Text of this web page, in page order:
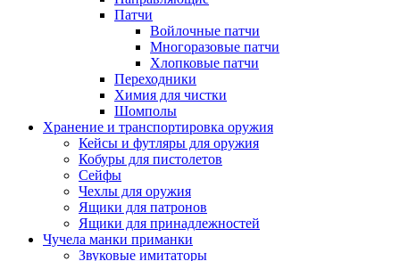
Патчи
Войлочные патчи
Многоразовые патчи
Хлопковые патчи
Переходники
Химия для чистки
Шомполы
Хранение и транспортировка оружия
Кейсы и футляры для оружия
Кобуры для пистолетов
Сейфы
Чехлы для оружия
Ящики для патронов
Ящики для принадлежностей
Чучела манки приманки
Звуковые имитаторы